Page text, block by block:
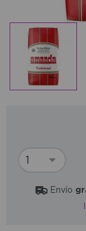
Envío